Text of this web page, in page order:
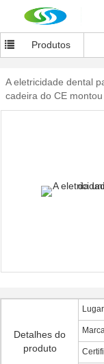
Produtos
A eletricidade dental
cadeira do CE montou
Detalhes do
produto